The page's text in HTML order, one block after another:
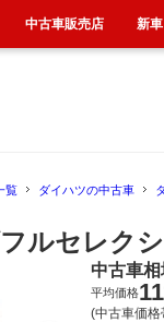
覧 ダイハツの中古車
ルセレク
中古車
平均価格
(中古車価
中古車販売店 新車